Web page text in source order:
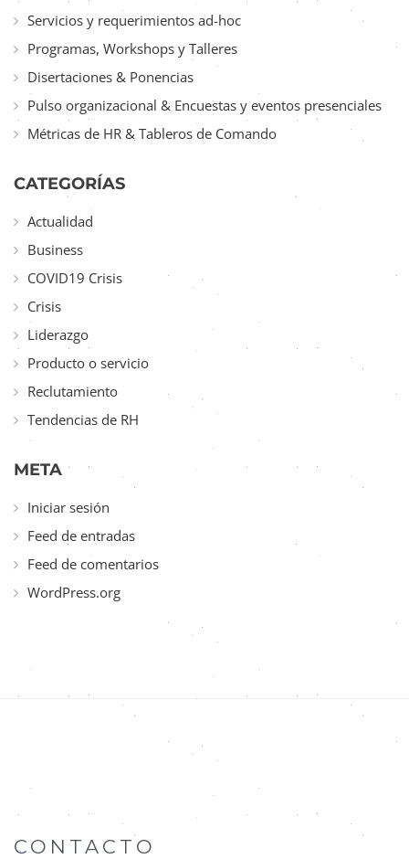
Servicios y requerimientos ad-hoc
Programas, Workshops y Talleres
Disertaciones & Ponencias
Pulso organizacional & Encuestas y eventos presenciales
Métricas de HR & Tableros de Comando
CATEGORÍAS
Actualidad
Business
COVID19 Crisis
Crisis
Liderazgo
Producto o servicio
Reclutamiento
Tendencias de RH
META
Iniciar sesión
Feed de entradas
Feed de comentarios
WordPress.org
CONTACTO